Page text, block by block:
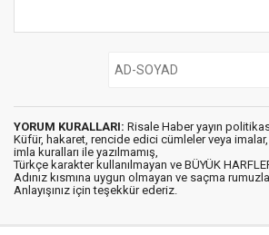
YORUM KURALLARI: Risale Haber yayın
Küfür, hakaret, rencide edici cümleler veya imalar,
imla kuralları ile yazılmamış,
Türkçe karakter kullanılmayan ve BÜYÜK
Adınız kısmına uygun olmayan ve saçma
Anlayışınız için teşekkür ederiz.